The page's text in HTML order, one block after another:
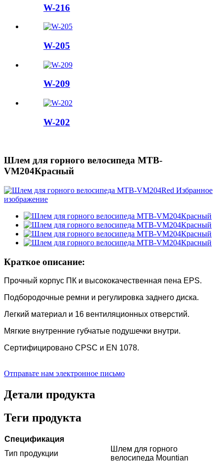
W-216
W-205
W-209
W-202
Шлем для горного велосипеда MTB-
VM204Красный
Краткое описание:
Прочный корпус ПК и высококачественная пена EPS.
Подбородочные ремни и регулировка заднего диска.
Легкий материал и 16 вентиляционных отверстий.
Мягкие внутренние губчатые подушечки внутри.
Сертифицировано CPSC и EN 1078.
Отправьте нам электронное письмо
Детали продукта
Теги продукта
Спецификация
Тип продукции
Шлем для горного
велосипеда Mountian